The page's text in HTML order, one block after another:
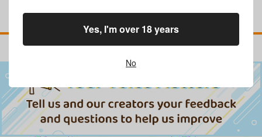
No
Yes, I'm over 18 years